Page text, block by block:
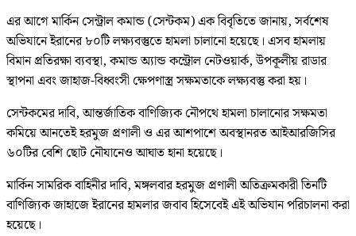
এর আগে মার্কিন সেন্ট্রাল কমান্ড (সেন্টকম) এক বিবৃতিতে জানায়, সর্বশেষ
অভিযানে ইরানের ৮০টি লক্ষ্যবস্তুতে হামলা চালানো হয়েছে। এসব হামলায়
বিমান প্রতিরক্ষা ব্যবস্থা, কমান্ড অ্যান্ড কন্ট্রোল নেটওয়ার্ক, উপকূলীয় রাডার
স্থাপনা এবং জাহাজ-বিধ্বংসী ক্ষেপণাস্ত্র সক্ষমতাকে লক্ষ্যবস্তু করা হয়।
সেন্টকমের দাবি, আন্তর্জাতিক বাণিজ্যিক নৌপথে হামলা চালানোর সক্ষমতা
কমিয়ে আনতেই হরমুজ প্রণালী ও এর আশপাশে অবস্থানরত আইআরজিসির
৬০টির বেশি ছোট নৌযানেও আঘাত হানা হয়েছে।
মার্কিন সামরিক বাহিনীর দাবি, মঙ্গলবার হরমুজ প্রণালী অতিক্রমকারী তিনটি
বাণিজ্যিক জাহাজে ইরানের হামলার জবাব হিসেবেই এই অভিযান পরিচালনা করা
হয়েছে।